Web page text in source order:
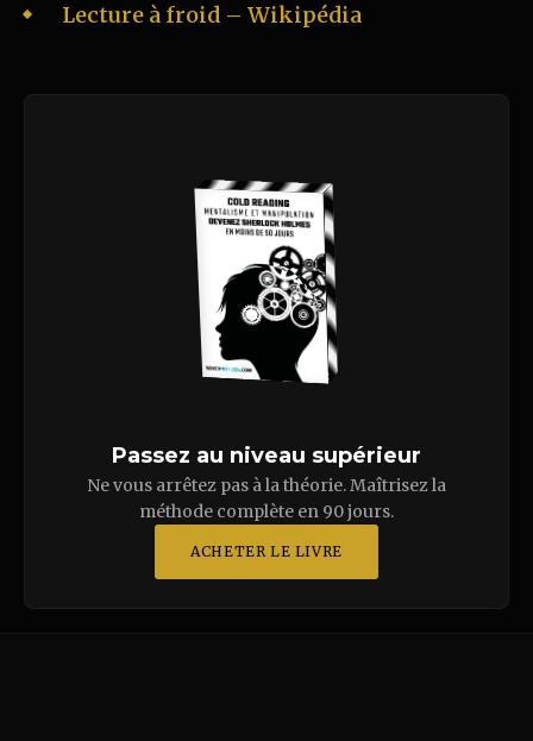
Lecture à froid – Wikipédia
Passez au niveau supérieur
Ne vous arrêtez pas à la théorie. Maîtrisez la
méthode complète en 90 jours.
ACHETER LE LIVRE